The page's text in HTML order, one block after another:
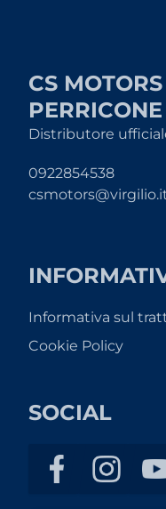
CS
Distributore
0922854538
Informativa sul
Cookie Policy
SOCIAL